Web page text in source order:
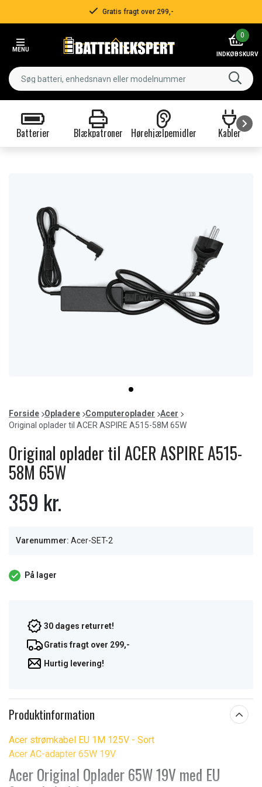
Gratis fragt over 299,-
MENU
0
INDKØBSKURV
Batterier Blækpatroner Hørehjælpemidler Kabler
item
0
of
1
Forside Opladere Computeroplader
Acer
Original oplader til ACER ASPIRE A515-58M 65W
Original oplader til ACER ASPIRE A515-
58M 65W
359 kr.
Varenummer: Acer-SET-2
På lager
30 dages returret!
Gratis fragt over 299,-
Hurtig levering!
Produktinformation
Acer strømkabel EU 1M 125V - Sort
Acer AC-adapter 65W 19V
Acer Original Oplader 65W 19V med EU